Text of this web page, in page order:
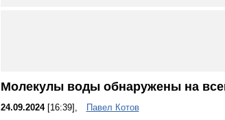
Молекулы воды обнаружены на
24.09.2024[16:39],
Павел Котов